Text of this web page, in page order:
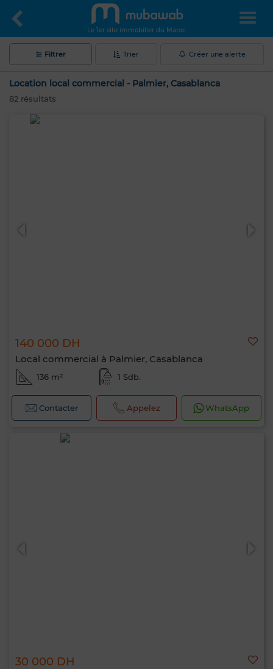
Le 1er site immobilier du Maroc
Filtrer Trier Créer une alerte
Location local commercial - Palmier, Casablanca
82 résultats
140 000 DH
Local commercial à Palmier, Casablanca
136 m² 1 Sdb.
Contacter Appelez WhatsApp
30 000 DH